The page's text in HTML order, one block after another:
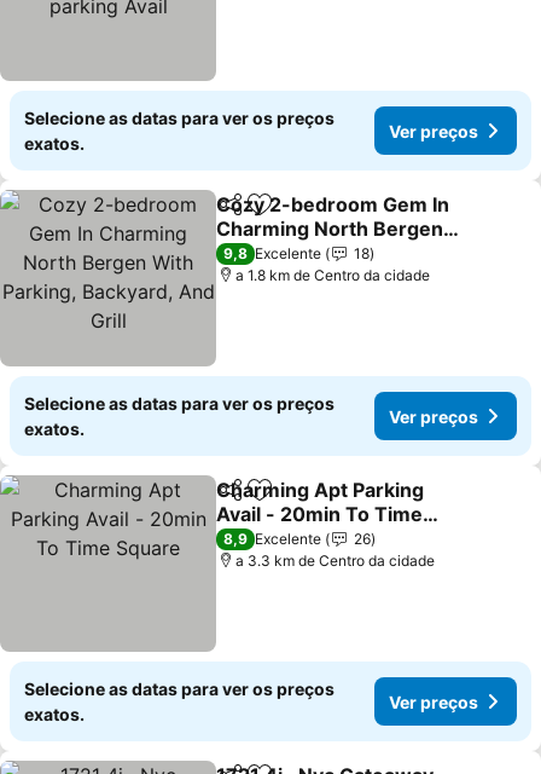
Selecione as datas para ver os preços
exatos.
Ver preços
PartilharAdicionar aos favoritos
Cozy 2-bedroom Gem In
Charming North Bergen
With Parking, Backyard,
And Grill
Ver preços
9,8 Excelente
18
a 1.8 km de Centro da cidade
Selecione as datas para ver os preços
exatos.
Ver preços
PartilharAdicionar aos favoritos
Charming Apt Parking
Avail - 20min To Time
Square
Ver preços
8,9 Excelente
26
a 3.3 km de Centro da cidade
Selecione as datas para ver os preços
exatos.
Ver preços